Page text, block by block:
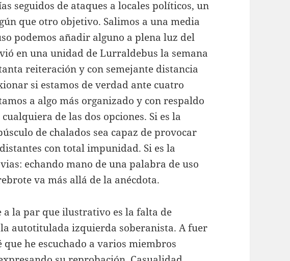
seguidos de ataques a locales políticos, un
que otro objetivo. Salimos a una media
podemos añadir alguno a plena luz del
en una unidad de Lurraldebus la semana
reiteración y con semejante distancia
si estamos de verdad ante cuatro
a algo más organizado y con respaldo
de las dos opciones. Si es la
de chalados sea capaz de provocar
con total impunidad. Si es la
echando mano de una palabra de uso
va más allá de la anécdota.
a la par que ilustrativo es la falta de
autotitulada izquierda soberanista. A fuer
que he escuchado a varios miembros